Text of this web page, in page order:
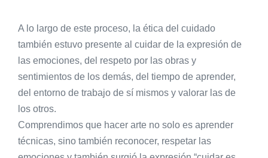
A lo largo de este proceso, la ética del cuidado
también estuvo presente al cuidar de la expresión de
las emociones, del respeto por las obras y
sentimientos de los demás, del tiempo de aprender,
del entorno de trabajo de sí mismos y valorar las de
los otros.
Comprendimos que hacer arte no solo es aprender
técnicas, sino también reconocer, respetar las